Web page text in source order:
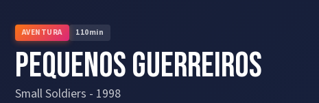
AVENTURA 110min
Pequenos Guerreiros
Small Soldiers - 1998